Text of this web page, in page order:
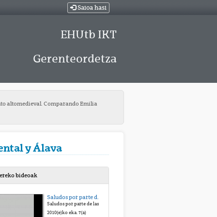
Saioa hasi
EHUtb IKT
Gerenteordetza
altomedieval. Comparando Emilia
y Álava
bideoak
Saludos por parte de las autoridades
Saludos por parte de las autoridades
2010(e)ko eka. 7(a)